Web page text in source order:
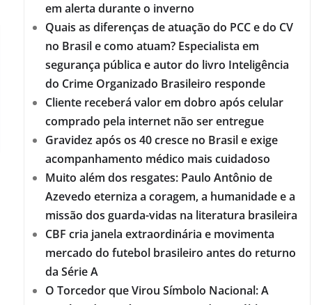
em alerta durante o inverno
Quais as diferenças de atuação do PCC e do CV
no Brasil e como atuam? Especialista em
segurança pública e autor do livro Inteligência
do Crime Organizado Brasileiro responde
Cliente receberá valor em dobro após celular
comprado pela internet não ser entregue
Gravidez após os 40 cresce no Brasil e exige
acompanhamento médico mais cuidadoso
Muito além dos resgates: Paulo Antônio de
Azevedo eterniza a coragem, a humanidade e a
missão dos guarda-vidas na literatura brasileira
CBF cria janela extraordinária e movimenta
mercado do futebol brasileiro antes do returno
da Série A
O Torcedor que Virou Símbolo Nacional: A